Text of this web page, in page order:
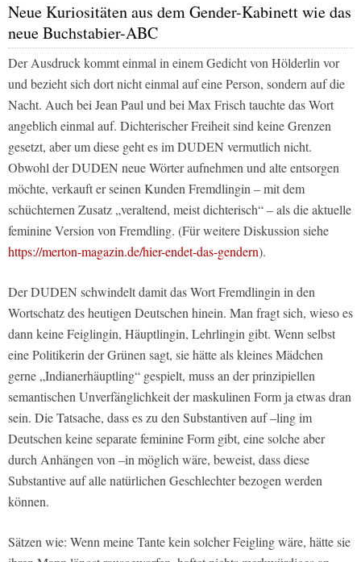
Neue Kuriositäten aus dem Gender-Kabinett wie das
neue Buchstabier-ABC
Der Ausdruck kommt einmal in einem Gedicht von Hölderlin vor
und bezieht sich dort nicht einmal auf eine Person, sondern auf die
Nacht. Auch bei Jean Paul und bei Max Frisch tauchte das Wort
angeblich einmal auf. Dichterischer Freiheit sind keine Grenzen
gesetzt, aber um diese geht es im DUDEN vermutlich nicht.
Obwohl der DUDEN neue Wörter aufnehmen und alte entsorgen
möchte, verkauft er seinen Kunden Fremdlingin – mit dem
schüchternen Zusatz „veraltend, meist dichterisch“ – als die aktuelle
feminine Version von Fremdling. (Für weitere Diskussion siehe
https://merton-magazin.de/hier-endet-das-gendern).
Der DUDEN schwindelt damit das Wort Fremdlingin in den
Wortschatz des heutigen Deutschen hinein. Man fragt sich, wieso es
dann keine Feiglingin, Häuptlingin, Lehrlingin gibt. Wenn selbst
eine Politikerin der Grünen sagt, sie hätte als kleines Mädchen
gerne „Indianerhäuptling“ gespielt, muss an der prinzipiellen
semantischen Unverfänglichkeit der maskulinen Form ja etwas dran
sein. Die Tatsache, dass es zu den Substantiven auf –ling im
Deutschen keine separate feminine Form gibt, eine solche aber
durch Anhängen von –in möglich wäre, beweist, dass diese
Substantive auf alle natürlichen Geschlechter bezogen werden
können.
Sätzen wie: Wenn meine Tante kein solcher Feigling wäre, hätte sie